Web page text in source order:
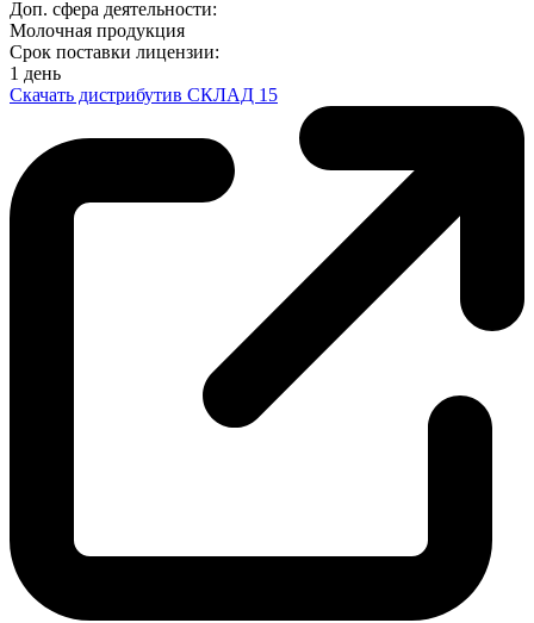
Доп. сфера деятельности:
Молочная продукция
Срок поставки лицензии:
1 день
Скачать дистрибутив СКЛАД 15